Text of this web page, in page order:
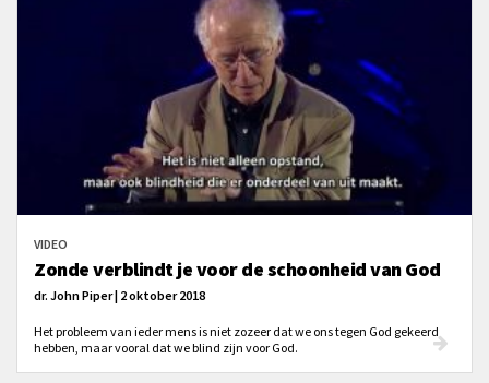
VIDEO
Zonde verblindt je voor de schoonheid van God
dr. John Piper | 2 oktober 2018
Het probleem van ieder mens is niet zozeer dat we ons tegen God gekeerd
hebben, maar vooral dat we blind zijn voor God.